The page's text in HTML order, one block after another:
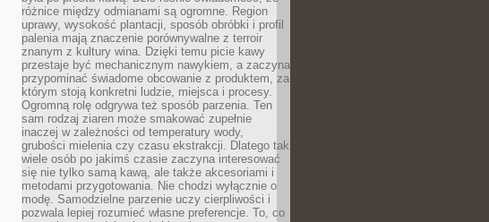
różnice między odmianami są ogromne. Region
uprawy, wysokość plantacji, sposób obróbki i profil
palenia mają znaczenie porównywalne z terroir
znanym z kultury wina. Dzięki temu picie kawy
przestaje być mechanicznym nawykiem, a zaczyna
przypominać świadome obcowanie z produktem, za
którym stoją konkretni ludzie, miejsca i procesy.
Ogromną rolę odgrywa też sposób parzenia. Ten
sam rodzaj ziaren może smakować zupełnie
inaczej w zależności od temperatury wody,
grubości mielenia czy czasu ekstrakcji. Dlatego tak
wiele osób po jakimś czasie zaczyna interesować
się nie tylko samą kawą, ale także akcesoriami i
metodami przygotowania. Nie chodzi wyłącznie o
modę. Samodzielne parzenie uczy cierpliwości i
pozwala lepiej rozumieć własne preferencje. To, co